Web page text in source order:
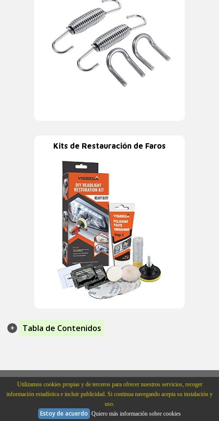
Kits de Restauración de Faros
Tabla de Contenidos
Quiénes Somos Aviso Legal
Utilizamos cookies propias y de terceros para ofrecer nuestros servicios, recoger
información estadística e incluir publicidad. Si continua navegando acepta su instalación y
uso.
Estoy de acuerdo Quiero más información sobre cookies